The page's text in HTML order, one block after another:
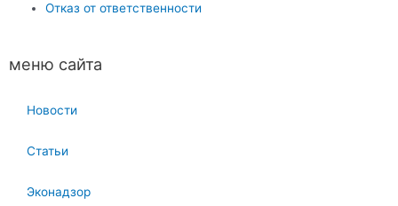
Отказ от ответственности
меню сайта
Новости
Статьи
Эконадзор